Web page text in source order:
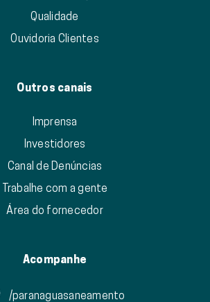
Qualidade
Ouvidoria Clientes
Outros canais
Imprensa
Investidores
Canal de Denúncias
Trabalhe com a gente
Área do fornecedor
Acompanhe
/paranaguasaneamento